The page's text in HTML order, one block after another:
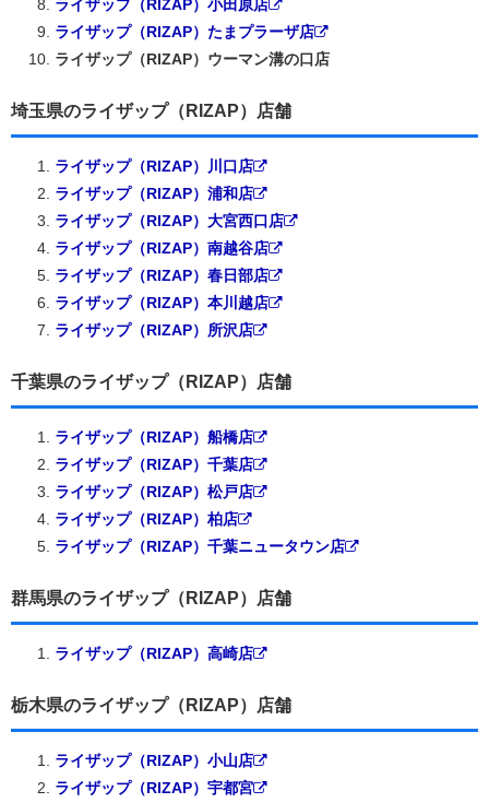
ライザップ（RIZAP）小田原店
ライザップ（RIZAP）たまプラーザ店
ライザップ（RIZAP）ウーマン溝の口店
埼玉県のライザップ（RIZAP）店舗
ライザップ（RIZAP）川口店
ライザップ（RIZAP）浦和店
ライザップ（RIZAP）大宮西口店
ライザップ（RIZAP）南越谷店
ライザップ（RIZAP）春日部店
ライザップ（RIZAP）本川越店
ライザップ（RIZAP）所沢店
千葉県のライザップ（RIZAP）店舗
ライザップ（RIZAP）船橋店
ライザップ（RIZAP）千葉店
ライザップ（RIZAP）松戸店
ライザップ（RIZAP）柏店
ライザップ（RIZAP）千葉ニュータウン店
群馬県のライザップ（RIZAP）店舗
ライザップ（RIZAP）高崎店
栃木県のライザップ（RIZAP）店舗
ライザップ（RIZAP）小山店
ライザップ（RIZAP）宇都宮